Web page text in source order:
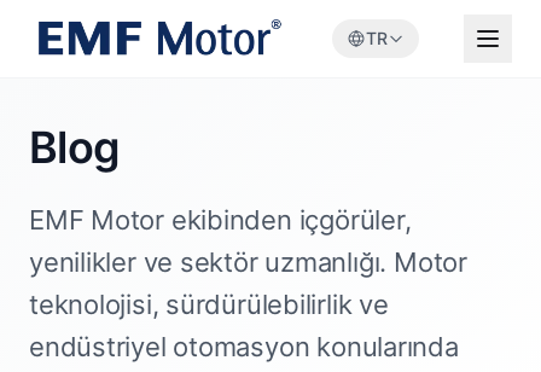
TR
Blog
EMF Motor ekibinden içgörüler,
yenilikler ve sektör uzmanlığı. Motor
teknolojisi, sürdürülebilirlik ve
endüstriyel otomasyon konularında